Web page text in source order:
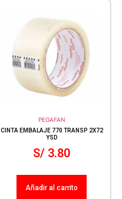
PEGAFAN
CINTA EMBALAJE 770 TRANSP 2X72
YSD
S/ 3.80
Añadir al carrito